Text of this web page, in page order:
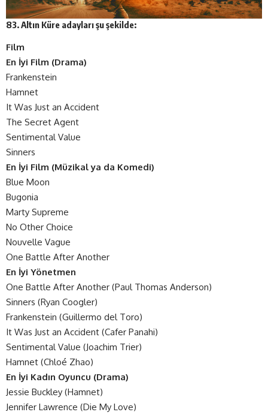
83. Altın Küre adayları şu şekilde:
Film
En İyi Film (Drama)
Frankenstein
Hamnet
It Was Just an Accident
The Secret Agent
Sentimental Value
Sinners
En İyi Film (Müzikal ya da Komedi)
Blue Moon
Bugonia
Marty Supreme
No Other Choice
Nouvelle Vague
One Battle After Another
En İyi Yönetmen
One Battle After Another (Paul Thomas Anderson)
Sinners (Ryan Coogler)
Frankenstein (Guillermo del Toro)
It Was Just an Accident (Cafer Panahi)
Sentimental Value (Joachim Trier)
Hamnet (Chloé Zhao)
En İyi Kadın Oyuncu (Drama)
Jessie Buckley (Hamnet)
Jennifer Lawrence (Die My Love)